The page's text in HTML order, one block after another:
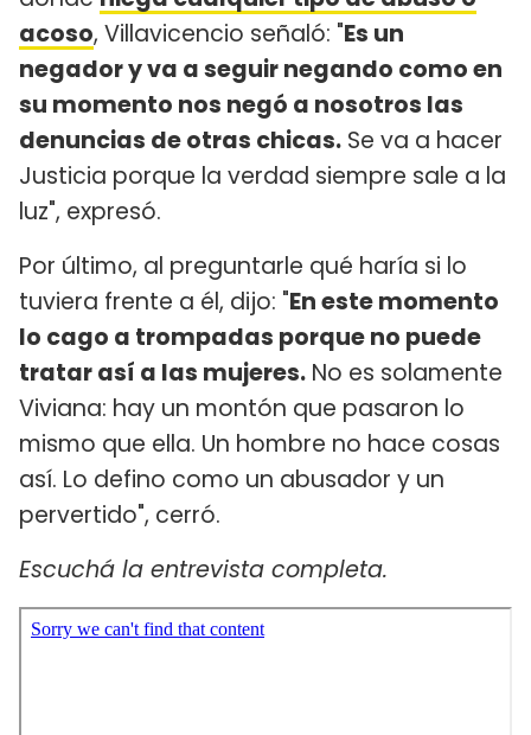
acoso, Villavicencio señaló: "Es un
negador y va a seguir negando como en
su momento nos negó a nosotros las
denuncias de otras chicas. Se va a hacer
Justicia porque la verdad siempre sale a la
luz", expresó.
Por último, al preguntarle qué haría si lo
tuviera frente a él, dijo: "En este momento
lo cago a trompadas porque no puede
tratar así a las mujeres. No es solamente
Viviana: hay un montón que pasaron lo
mismo que ella. Un hombre no hace cosas
así. Lo defino como un abusador y un
pervertido", cerró.
Escuchá la entrevista completa.